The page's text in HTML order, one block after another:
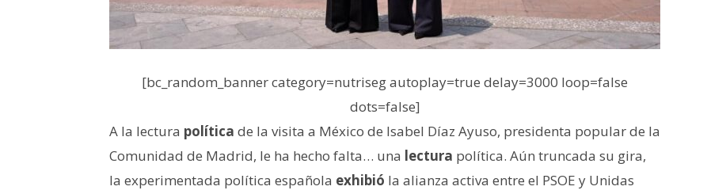
[bc_random_banner category=nutriseg autoplay=true delay=3000 loop=false
dots=false]
A la lectura política de la visita a México de Isabel Díaz Ayuso, presidenta popular de la
Comunidad de Madrid, le ha hecho falta… una lectura política. Aún truncada su gira,
la experimentada política española exhibió la alianza activa entre el PSOE y Unidas